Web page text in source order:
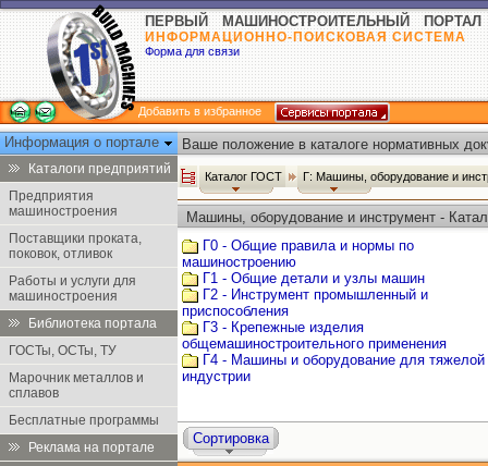
ПЕРВЫЙ МАШИНОСТРОИТЕЛЬНЫЙ ПОРТАЛ
ИНФОРМАЦИОННО-ПОИСКОВАЯ СИСТЕМА
Форма для связи
Добавить в избранное
Информация о портале
Каталоги предприятий
Предприятия
машиностроения
Поставщики проката,
поковок, отливок
Работы и услуги для
машиностроения
Библиотека портала
ГОСТы, ОСТы, ТУ
Марочник металлов и
сплавов
Бесплатные программы
Реклама на портале
Ваше положение в каталоге нормативных
Каталог ГОСТ Г: Машины, оборудование и
Машины, оборудование и инструмент -
Г0 - Общие правила и нормы по
машиностроению
Г1 - Общие детали и узлы машин
Г2 - Инструмент промышленный и
приспособления
Г3 - Крепежные изделия
общемашиностроительного применения
Г4 - Машины и оборудование для тяжелой
индустрии
Сортировка